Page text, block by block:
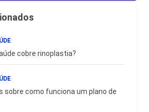
cobre rinoplastia?
sobre como funciona um plano de